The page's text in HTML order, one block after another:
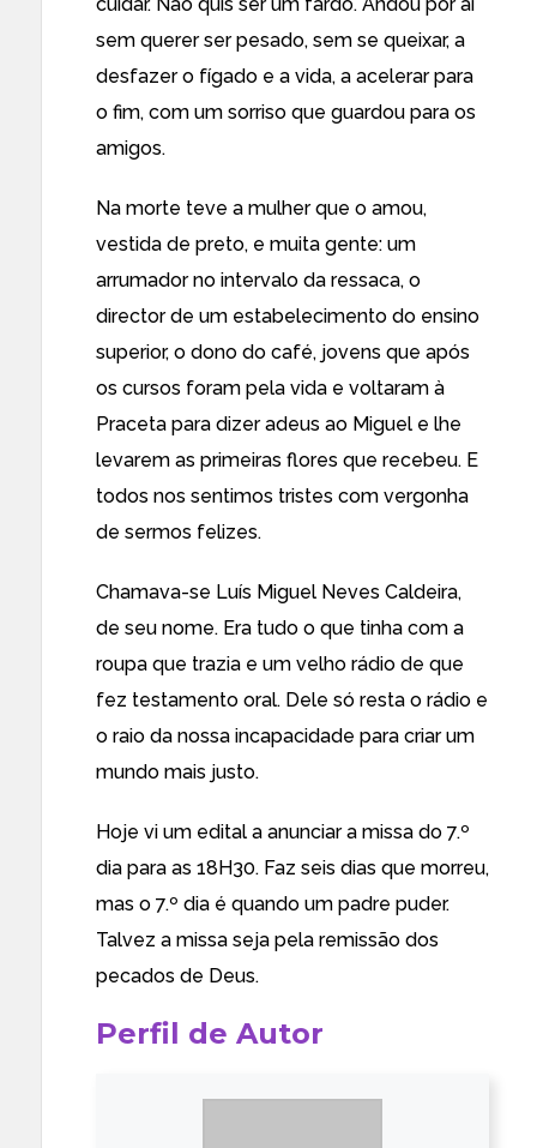
sem querer ser pesado, sem se queixar, a
desfazer o fígado e a vida, a acelerar para
o fim, com um sorriso que guardou para os
amigos.
Na morte teve a mulher que o amou,
vestida de preto, e muita gente: um
arrumador no intervalo da ressaca, o
director de um estabelecimento do ensino
superior, o dono do café, jovens que após
os cursos foram pela vida e voltaram à
Praceta para dizer adeus ao Miguel e lhe
levarem as primeiras flores que recebeu. E
todos nos sentimos tristes com vergonha
de sermos felizes.
Chamava-se Luís Miguel Neves Caldeira,
de seu nome. Era tudo o que tinha com a
roupa que trazia e um velho rádio de que
fez testamento oral. Dele só resta o rádio e
o raio da nossa incapacidade para criar um
mundo mais justo.
Hoje vi um edital a anunciar a missa do 7.º
dia para as 18H30. Faz seis dias que morreu,
mas o 7.º dia é quando um padre puder.
Talvez a missa seja pela remissão dos
pecados de Deus.
Perfil de Autor